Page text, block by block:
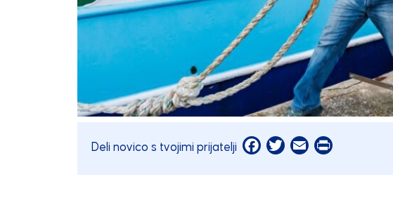
Deli novico s tvojimi prijatelji Facebook
Twitter
EmailPrint